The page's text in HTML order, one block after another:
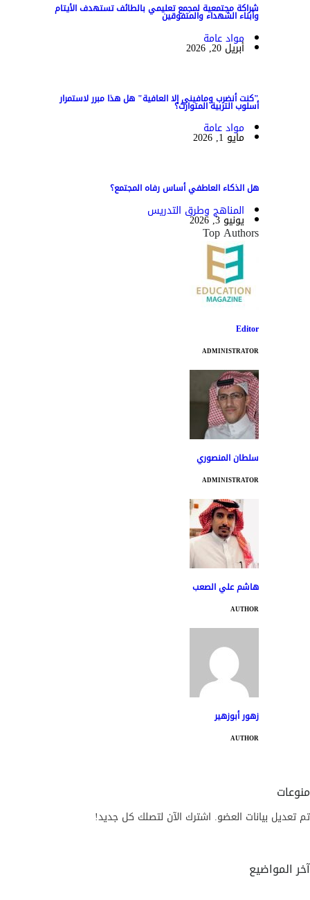
شراكة مجتمعية لمجمع تعليمي بالطائف تستهدف الأيتام
وأبناء الشهداء والمتفوقين
مواد عامة
أبريل 20, 2026
"كنت أنضرب ومافيني إلا العافية" هل هذا مبرر لاستمرار
أسلوب التربية المتوارث؟
مواد عامة
مايو 1, 2026
هل الذكاء العاطفي أساس رفاه المجتمع؟
المناهج وطرق التدريس
يونيو 3, 2026
Top Authors
Editor
ADMINISTRATOR
سلطان المنصوري
ADMINISTRATOR
هاشم علي الصعب
AUTHOR
زهور أبوزهير
AUTHOR
منوعات
تم تعديل بيانات العضو. اشترك الآن لتصلك كل جديد!
آخر المواضيع